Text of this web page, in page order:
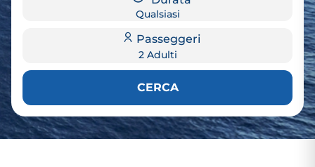
Qualsiasi
Passeggeri
2 Adulti
CERCA